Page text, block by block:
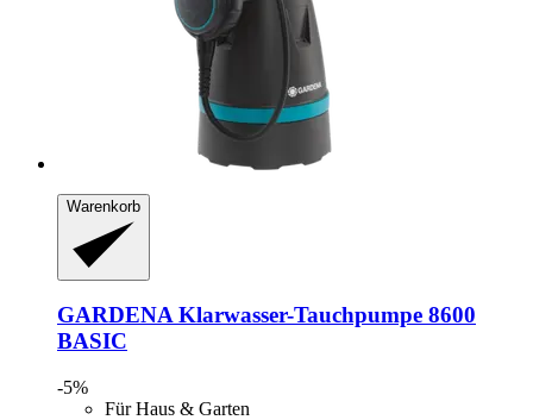
Warenkorb
GARDENAKlarwasser-​Tauchpumpe 8600
BASIC
-5%
Für Haus & Garten